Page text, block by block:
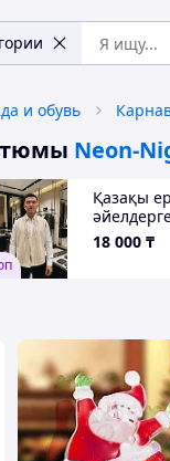
и обувь
Neon-
Қазақы
жилеттер
18 000 ₸